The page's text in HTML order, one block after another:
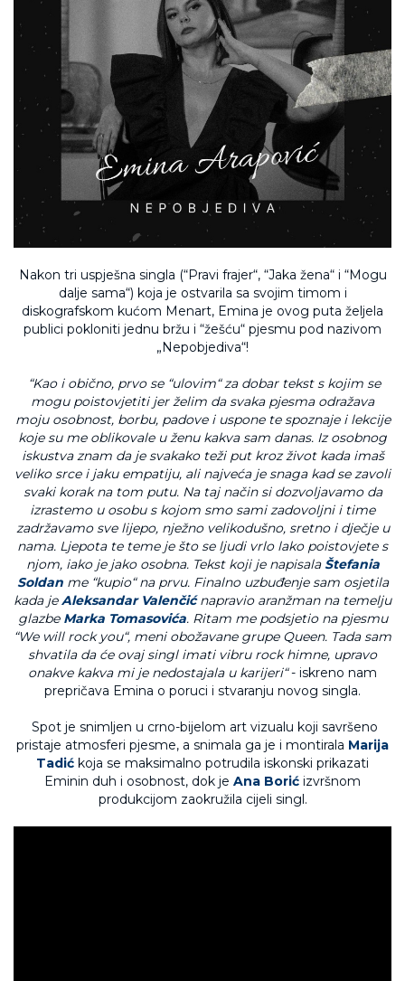
Nakon tri uspješna singla (“Pravi frajer“, “Jaka žena“ i “Mogu
dalje sama“) koja je ostvarila sa svojim timom i
diskografskom kućom Menart, Emina je ovog puta željela
publici pokloniti jednu bržu i “žešću“ pjesmu pod nazivom
„Nepobjediva“!
“Kao i obično, prvo se “ulovim“ za dobar tekst s kojim se
mogu poistovjetiti jer želim da svaka pjesma odražava
moju osobnost, borbu, padove i uspone te spoznaje i lekcije
koje su me oblikovale u ženu kakva sam danas. Iz osobnog
iskustva znam da je svakako teži put kroz život kada imaš
veliko srce i jaku empatiju, ali najveća je snaga kad se zavoli
svaki korak na tom putu. Na taj način si dozvoljavamo da
izrastemo u osobu s kojom smo sami zadovoljni i time
zadržavamo sve lijepo, nježno velikodušno, sretno i dječje u
nama. Ljepota te teme je što se ljudi vrlo lako poistovjete s
njom, iako je jako osobna. Tekst koji je napisala Štefania
Soldanme “kupio“ na prvu. Finalno uzbuđenje sam osjetila
kada jeAleksandar Valenčićnapravio aranžman na temelju
glazbe Marka Tomasovića. Ritam me podsjetio na pjesmu
“We will rock you“, meni obožavane grupe Queen. Tada sam
shvatila da će ovaj singl imati vibru rock himne, upravo
onakve kakva mi je nedostajala u karijeri“- iskreno nam
prepričava Emina o poruci i stvaranju novog singla.
Spot je snimljen u crno-bijelom art vizualu koji savršeno
pristaje atmosferi pjesme, a snimala ga je i montirala Marija
Tadić koja se maksimalno potrudila iskonski prikazati
Eminin duh i osobnost, dok je Ana Borić izvršnom
produkcijom zaokružila cijeli singl.